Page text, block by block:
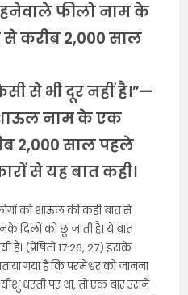
फीलो नाम के
करीब 2,000 साल
से भी दूर नहीं है।”—
नाम के एक
2,000 साल पहले
से यह बात कही।
को शाऊल की कही बात से
दिलों को छू जाती है। ये बात
है। (प्रेषितों 17:26, 27) इसके
गया है कि परमेश्वर को जानना
धरती पर था, तो एक बार उसने